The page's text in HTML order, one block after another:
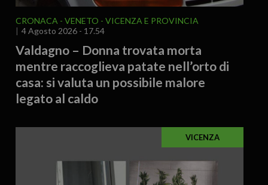
CRONACA VENETO
VICENZA E PROVINCIA
4 Agosto 2026 - 17.54
Valdagno – Donna trovata morta
mentre raccoglieva patate nell’orto di
casa: si valuta un possibile malore
legato al caldo
VICENZA